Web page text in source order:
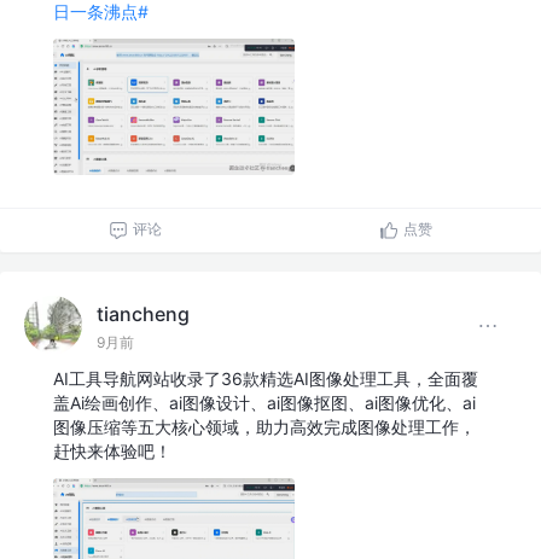
日一条沸点#
评论 点赞
tiancheng
9月前
AI工具导航网站收录了36款精选AI图像处理工具，全面覆
盖Ai绘画创作、ai图像设计、ai图像抠图、ai图像优化、ai
图像压缩等五大核心领域，助力高效完成图像处理工作，
赶快来体验吧！